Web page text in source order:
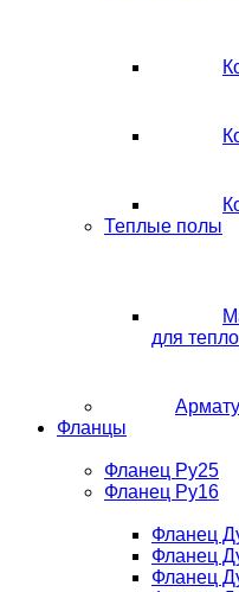
Теплые полы
для
Фланцы
Фланец Ру25
Фланец Ру16
Фланец
Фланец
Фланец